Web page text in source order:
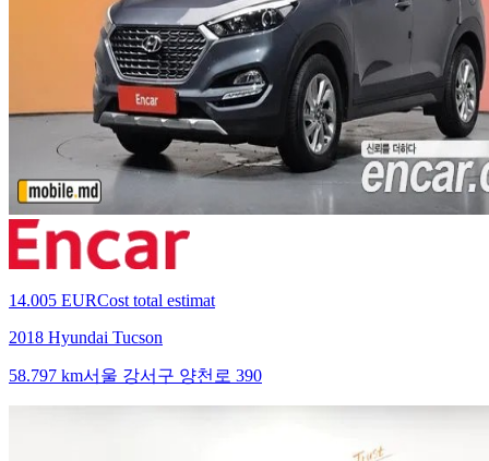
14.005 EURCost total estimat
2018 Hyundai Tucson
58.797 km서울 강서구 양천로 390